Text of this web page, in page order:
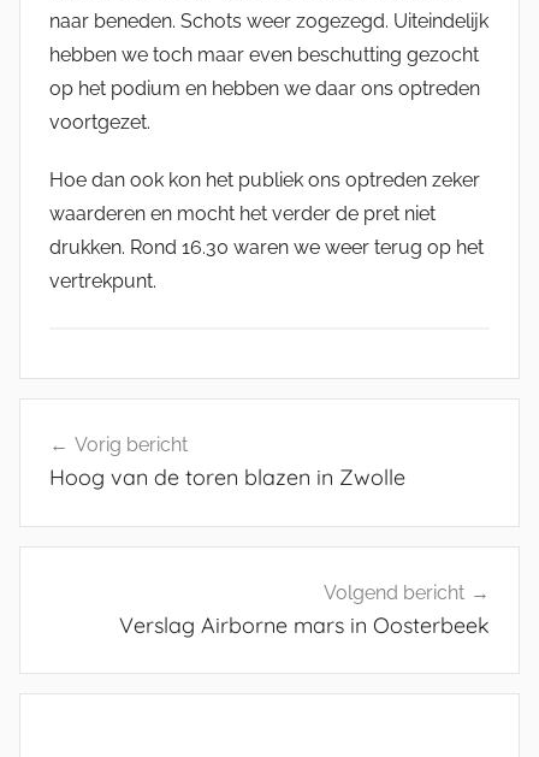
a
naar beneden. Schots weer zogezegd. Uiteindelijk
hebben we toch maar even beschutting gezocht
op het podium en hebben we daar ons optreden
voortgezet.
Hoe dan ook kon het publiek ons optreden zeker
waarderen en mocht het verder de pret niet
drukken. Rond 16.30 waren we weer terug op het
vertrekpunt.
W
b
l
o
g
P
navigatie
Vorig bericht
Hoog van de toren blazen in Zwolle
Volgend bericht
Verslag Airborne mars in Oosterbeek